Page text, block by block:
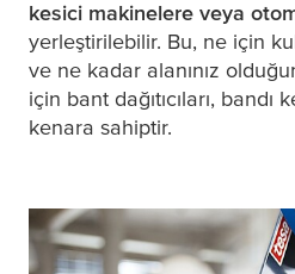
kesici makinelere veya
yerleştirilebilir. Bu, ne için
ve ne kadar alanınız
için bant dağıtıcıları,
kenara sahiptir.